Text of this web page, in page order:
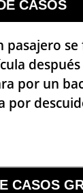
CASOS
pasajero
por un
por
CASOS